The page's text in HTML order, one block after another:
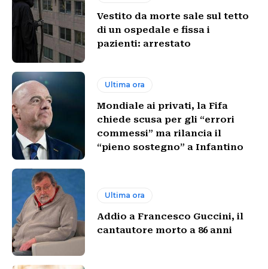
Vestito da morte sale sul tetto
di un ospedale e fissa i
pazienti: arrestato
Ultima ora
Mondiale ai privati, la Fifa
chiede scusa per gli “errori
commessi” ma rilancia il
“pieno sostegno” a Infantino
Ultima ora
Addio a Francesco Guccini, il
cantautore morto a 86 anni